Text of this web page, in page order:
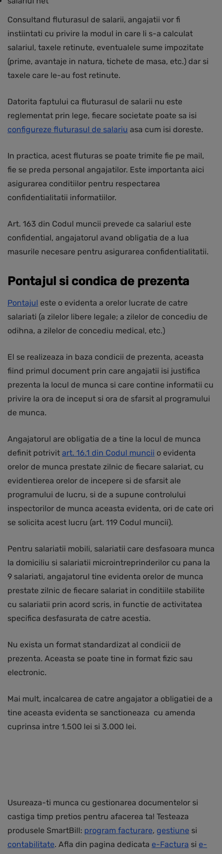
Consultand fluturasul de salarii, angajatii vor fi
instiintati cu privire la modul in care li s-a calculat
salariul, taxele retinute, eventualele sume impozitate
(prime, avantaje in natura, tichete de masa, etc.) dar si
taxele care le-au fost retinute.
Datorita faptului ca fluturasul de salarii nu este
reglementat prin lege, fiecare societate poate sa isi
configureze fluturasul de salariu asa cum isi doreste.
In practica, acest fluturas se poate trimite fie pe mail,
fie se preda personal angajatilor. Este importanta aici
asigurarea conditiilor pentru respectarea
confidentialitatii informatiilor.
Art. 163 din Codul muncii prevede ca salariul este
confidential, angajatorul avand obligatia de a lua
masurile necesare pentru asigurarea confidentialitatii.
Pontajul si condica de prezenta
Pontajul este o evidenta a orelor lucrate de catre
salariati (a zilelor libere legale; a zilelor de concediu de
odihna, a zilelor de concediu medical, etc.)
El se realizeaza in baza condicii de prezenta, aceasta
fiind primul document prin care angajatii isi justifica
prezenta la locul de munca si care contine informatii cu
privire la ora de inceput si ora de sfarsit al programului
de munca.
Angajatorul are obligatia de a tine la locul de munca
definit potrivit art. 16.1 din Codul muncii o evidenta
orelor de munca prestate zilnic de fiecare salariat, cu
evidentierea orelor de incepere si de sfarsit ale
programului de lucru, si de a supune controlului
inspectorilor de munca aceasta evidenta, ori de cate ori
se solicita acest lucru (art. 119 Codul muncii).
Pentru salariatii mobili, salariatii care desfasoara munca
la domiciliu si salariatii microintreprinderilor cu pana la
9 salariati, angajatorul tine evidenta orelor de munca
prestate zilnic de fiecare salariat in conditiile stabilite
cu salariatii prin acord scris, in functie de activitatea
specifica desfasurata de catre acestia.
Nu exista un format standardizat al condicii de
prezenta. Aceasta se poate tine in format fizic sau
electronic.
Mai mult, incalcarea de catre angajator a obligatiei de a
tine aceasta evidenta se sanctioneaza cu amenda
cuprinsa intre 1.500 lei si 3.000 lei.
Usureaza-ti munca cu gestionarea documentelor si
castiga timp pretios pentru afacerea ta! Testeaza
produsele SmartBill: program facturare, gestiune si
contabilitate. Afla din pagina dedicata e-Factura si e-